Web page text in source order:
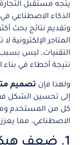
يتجه مستقبل التجارة
الذكاء الاصطناعي
وتقديم نتائج بحث
المتاجر الإلكترونية
التقنيات، ليس
نتيجة أخطاء في بناء
ولهذا فإن تصميم
إلى تحسين الشكل
كل من المستخدم
الاصطناعي، مما